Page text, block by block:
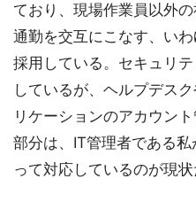
ており、現場作業員以外
通勤を交互にこなす、い
採用している。セキュリ
しているが、ヘルプデス
リケーションのアカウン
部分は、IT管理者である
って対応しているのが現状